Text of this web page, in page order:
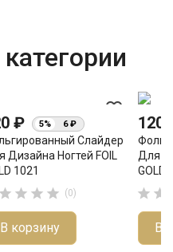
favorite_border
₽ 5% 6 ₽
Слайдер
Дизайна Ногтей FOIL
1021
    (0)
В корзину
120
Для
GOLD
 
В